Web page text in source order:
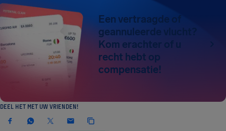
Een vertraagde of
geannuleerde vlucht?
Kom erachter of u
recht hebt op
compensatie!
DEEL HET MET UW VRIENDEN!